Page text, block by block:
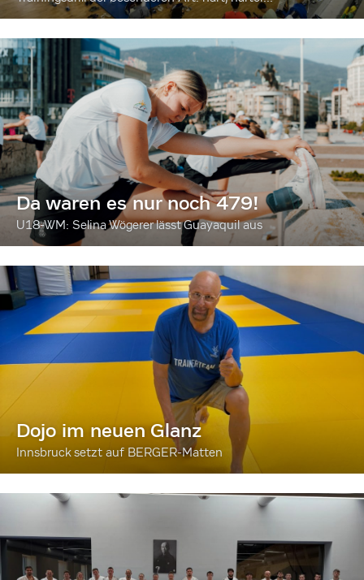
Da waren es nur noch 479!
U18-WM: Selina Wögerer lässt Guayaquil aus
Dojo im neuen Glanz
Innsbruck setzt auf BERGER-Matten